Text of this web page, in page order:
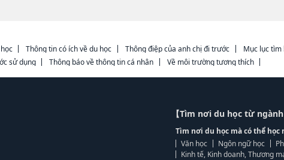
Thông tin có ích về du học Thông điệp của anh chị đi trước Mục lục tìm
sử dụng
Thông báo về thông tin cá nhân Về môi trường tương thích
【Tìm nơi du học từ ngành
Tìm nơi du học mà có thể học
Văn học
Ngôn ngữ học
Kinh tế, Kinh doanh, Thương